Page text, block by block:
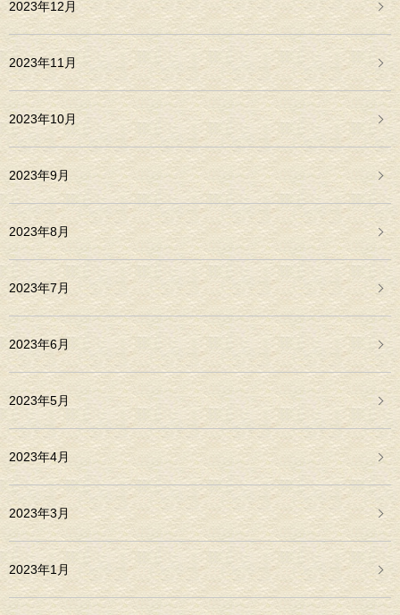
2023年12月
2023年11月
2023年10月
2023年9月
2023年8月
2023年7月
2023年6月
2023年5月
2023年4月
2023年3月
2023年1月